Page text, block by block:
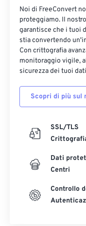
Noi di FreeConvert
proteggiamo. Il
garantisce che i tuoi
stia convertendo
Con crittografia
monitoraggio vigile,
sicurezza dei tuoi
Scopri di più sul
SSL/TLS
Dati
Centri
Controllo